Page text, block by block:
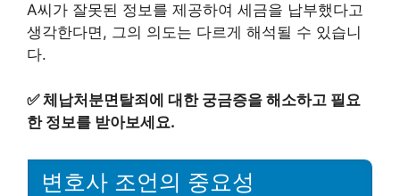
A씨가 잘못된 정보를 제공하여 세금을 납부했다고
생각한다면, 그의 의도는 다르게 해석될 수 있습니
다.
✅체납처분면탈죄에 대한 궁금증을 해소하고 필요
한 정보를 받아보세요.
변호사 조언의 중요성